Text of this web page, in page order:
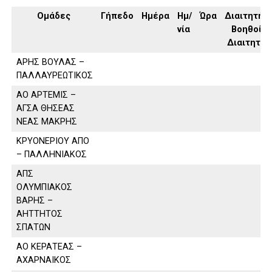
Ομάδες Γήπεδο Ημέρα
Ημ/
νία
Ώρα
Διαιτητής,
Βοηθοί
Διαιτητή
ΑΡΗΣ ΒΟΥΛΑΣ –
ΠΑΛΛΑΥΡΕΩΤΙΚΟΣ
ΑΟ ΑΡΤΕΜΙΣ –
ΑΓΣΑ ΘΗΣΕΑΣ
ΝΕΑΣ ΜΑΚΡΗΣ
ΚΡΥΟΝΕΡΙΟΥ ΑΠΟ
– ΠΑΛΛΗΝΙΑΚΟΣ
ΑΠΣ
ΟΛΥΜΠΙΑΚΟΣ
ΒΑΡΗΣ –
ΑΗΤΤΗΤΟΣ
ΣΠΑΤΩΝ
ΑΟ ΚΕΡΑΤΕΑΣ –
ΑΧΑΡΝΑΙΚΟΣ